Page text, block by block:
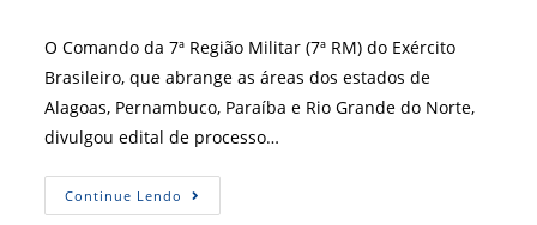
O Comando da 7ª Região Militar (7ª RM) do Exército
Brasileiro, que abrange as áreas dos estados de
Alagoas, Pernambuco, Paraíba e Rio Grande do Norte,
divulgou edital de processo…
Continue Lendo Exército
Lança